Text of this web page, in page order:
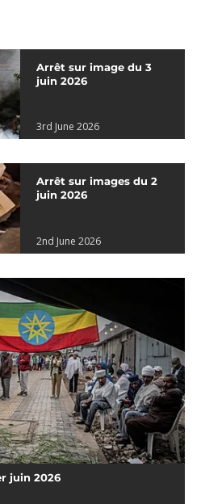
Arrêt sur image du 3
juin 2026
3rd June 2026
Arrêt sur images du 2
juin 2026
2nd June 2026
juin 2026